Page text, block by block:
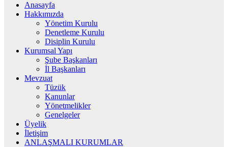
Anasayfa
Hakkımızda
Yönetim Kurulu
Denetleme Kurulu
Disiplin Kurulu
Kurumsal Yapı
Şube Başkanları
İl Başkanları
Mevzuat
Tüzük
Kanunlar
Yönetmelikler
Genelgeler
Üyelik
İletişim
ANLAŞMALI KURUMLAR